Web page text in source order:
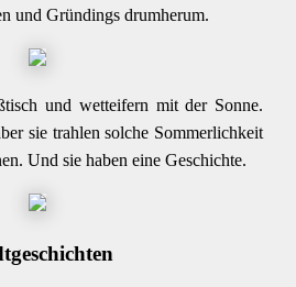
und Gründings drumherum.
und wetteifern mit der Sonne.
sie trahlen solche Sommerlichkeit
Und sie haben eine Geschichte.